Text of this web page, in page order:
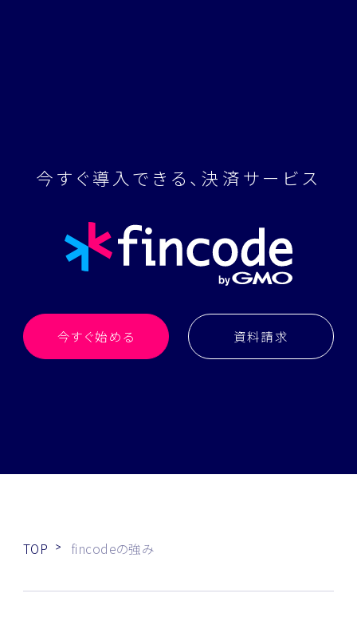
今すぐ導入できる、決済サービス
今すぐ始める 資料請求
TOP fincodeの強み